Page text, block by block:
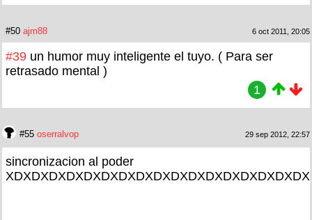
#50 ajm88 6 oct 2011, 20:05
#39 un humor muy inteligente el tuyo. ( Para ser
retrasado mental )
1
#55 oserralvop 29 sep 2012, 22:57
sincronizacion al poder